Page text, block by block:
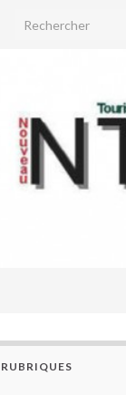
Search for:
RUBRIQUES